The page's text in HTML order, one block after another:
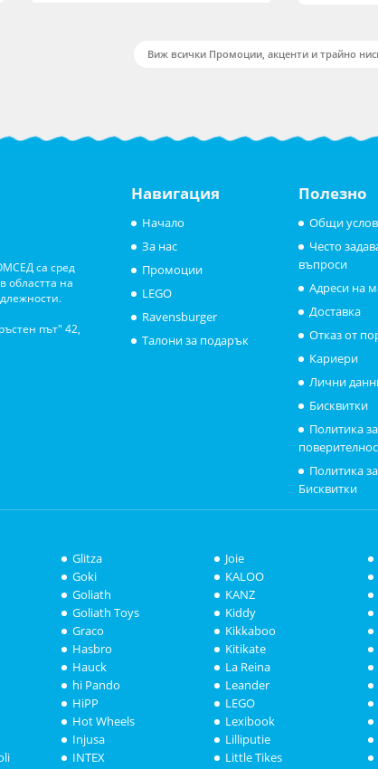
Виж всички Промоции, акценти и трайно
са сред
областта на
път" 42,
Навигация
Начало
За нас
Промоции
LEGO
Ravensburger
Талони за подарък
Полезно
Общи
Често
въпроси
Адреси на
Доставка
Отказ от
Кариери
Лични
Бисквитки
Политика за
Политика за
Бисквитки
Glitza
Goki
Goliath
Goliath Toys
Graco
Hasbro
Hauck
hi Pando
HiPP
Hot Wheels
Injusa
INTEX
Joie
KALOO
KANZ
Kiddy
Kikkaboo
Kitikate
La Reina
Leander
LEGO
Lexibook
Lilliputie
Little Tikes